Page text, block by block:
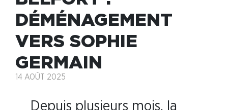
DÉMÉNAGEMENT
VERS SOPHIE
GERMAIN
14 AOÛT 2025
Depuis plusieurs mois, la